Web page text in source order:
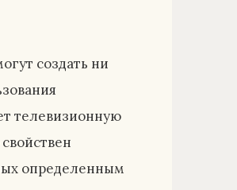
создать ни
телевизионную
определенным